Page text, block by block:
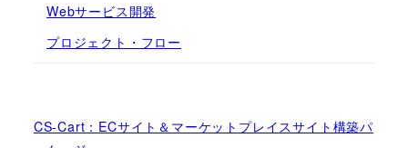
Webサービス開発
プロジェクト・フロー
CS-Cart：ECサイト＆マーケットプレイスサイト構築パ